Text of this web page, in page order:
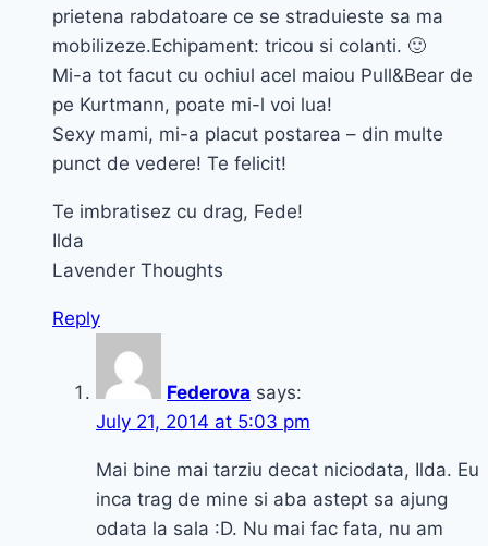
prietena rabdatoare ce se straduieste sa ma
mobilizeze.Echipament: tricou si colanti. 🙂
Mi-a tot facut cu ochiul acel maiou Pull&Bear de
pe Kurtmann, poate mi-l voi lua!
Sexy mami, mi-a placut postarea – din multe
punct de vedere! Te felicit!
Te imbratisez cu drag, Fede!
Ilda
Lavender Thoughts
Reply
Federova says:
July 21, 2014 at 5:03 pm
Mai bine mai tarziu decat niciodata, Ilda. Eu
inca trag de mine si aba astept sa ajung
odata la sala :D. Nu mai fac fata, nu am